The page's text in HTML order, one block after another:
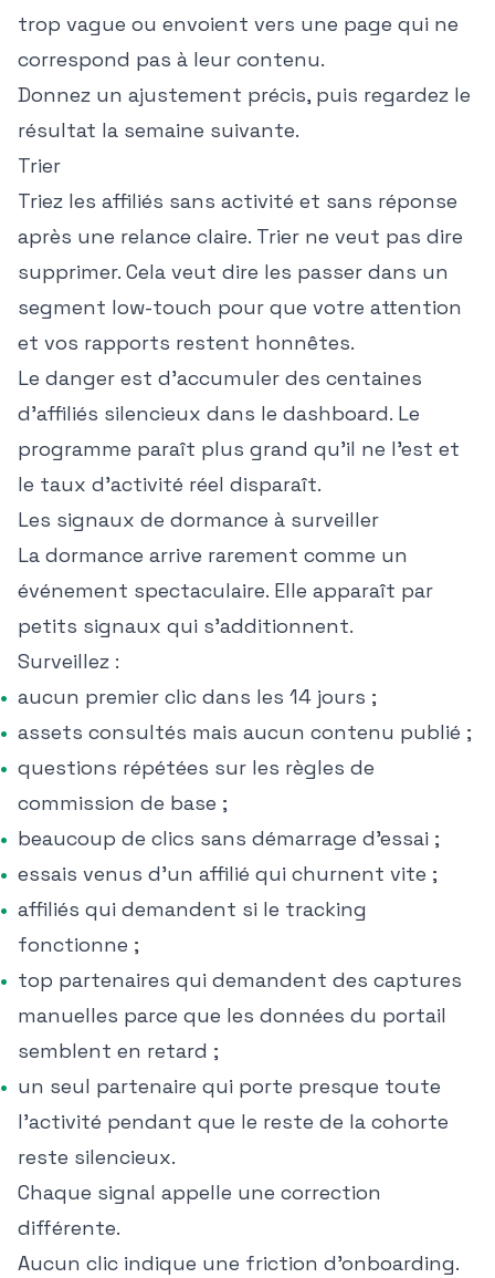
trop vague ou envoient vers une page qui ne
correspond pas à leur contenu.
Donnez un ajustement précis, puis regardez le
résultat la semaine suivante.
Trier
Triez les affiliés sans activité et sans réponse
après une relance claire. Trier ne veut pas dire
supprimer. Cela veut dire les passer dans un
segment low-touch pour que votre attention
et vos rapports restent honnêtes.
Le danger est d'accumuler des centaines
d'affiliés silencieux dans le dashboard. Le
programme paraît plus grand qu'il ne l'est et
le taux d'activité réel disparaît.
Les signaux de dormance à surveiller
La dormance arrive rarement comme un
événement spectaculaire. Elle apparaît par
petits signaux qui s'additionnent.
Surveillez :
aucun premier clic dans les 14 jours ;
assets consultés mais aucun contenu publié ;
questions répétées sur les règles de
commission de base ;
beaucoup de clics sans démarrage d'essai ;
essais venus d'un affilié qui churnent vite ;
affiliés qui demandent si le tracking
fonctionne ;
top partenaires qui demandent des captures
manuelles parce que les données du portail
semblent en retard ;
un seul partenaire qui porte presque toute
l'activité pendant que le reste de la cohorte
reste silencieux.
Chaque signal appelle une correction
différente.
Aucun clic indique une friction d'onboarding.